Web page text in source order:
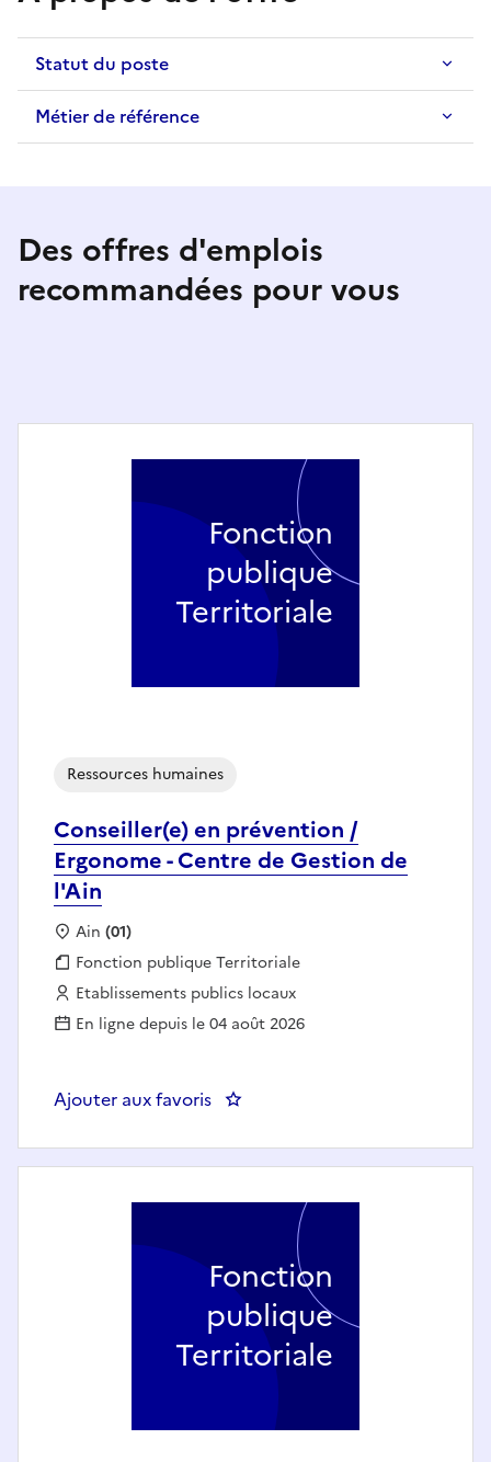
Statut du poste
Métier de référence
Des offres d'emplois
recommandées pour vous
Conseiller(e) en prévention /
Ergonome - Centre de Gestion de
l'Ain
Ressources humaines
Localisation :
Ain (01)
Fonction publique :
Fonction publique Territoriale
Employeur :
Etablissements publics locaux
En ligne depuis le 04 août 2026
Ajouter aux favoris : Conseiller(e) en prévention /
Fonction
publique
Territoriale
Fonction
publique
Territoriale